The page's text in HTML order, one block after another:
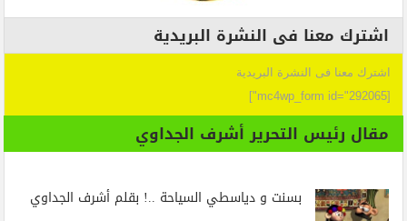
اشترك معنا فى النشرة البريدية
اشترك معنا فى النشرة البريدية
[mc4wp_form id="292065"]
مقال رئيس التحرير أشرف الجداوي
بسنت و دياسطي السياحة ..! بقلم أشرف الجداوي